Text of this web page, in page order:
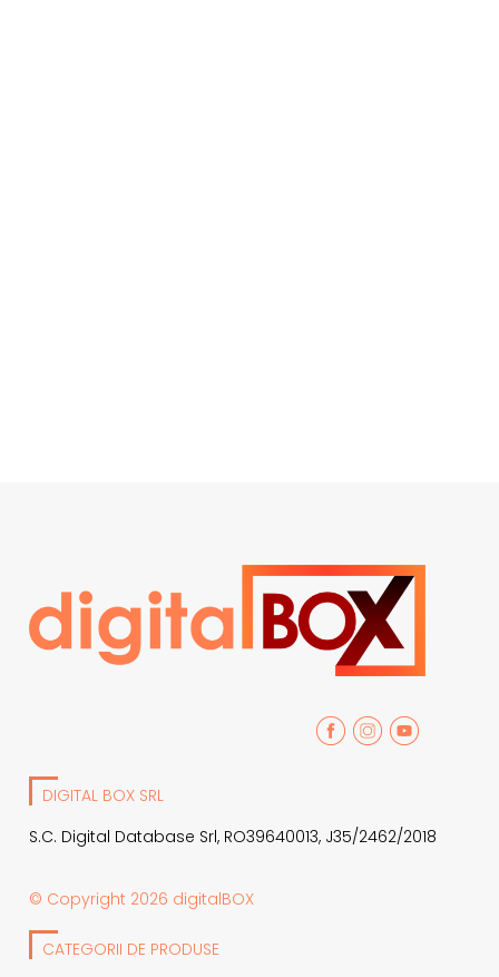
DIGITAL BOX SRL
S.C. Digital Database Srl, RO39640013, J35/2462/2018
© Copyright 2026 digitalBOX
CATEGORII DE PRODUSE